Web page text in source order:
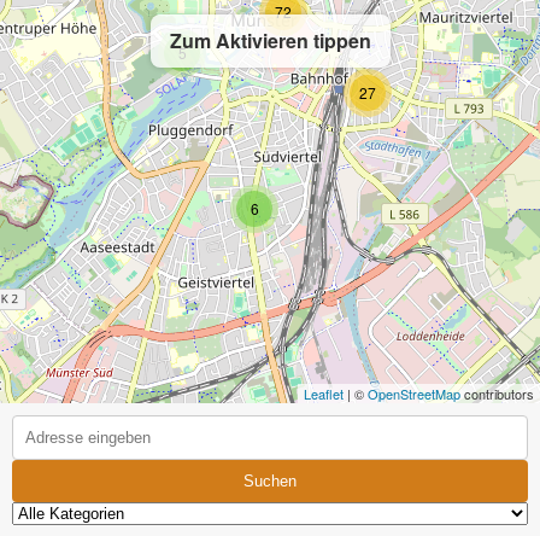
Zum Aktivieren tippen
6
27
5
72
Leaflet | ©OpenStreetMapcontributors
Suchen